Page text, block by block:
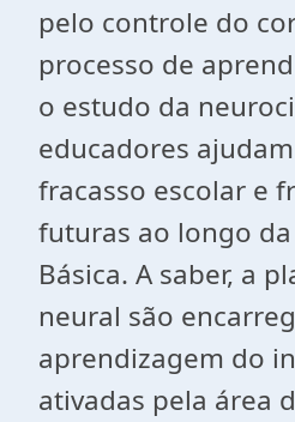
pelo controle do
processo de
o estudo da
educadores
fracasso escolar e
futuras ao longo da
Básica. A saber, a
neural são
aprendizagem do
ativadas pela área